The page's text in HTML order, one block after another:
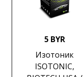
5 BYR
Изотоник
ISOTONIC,